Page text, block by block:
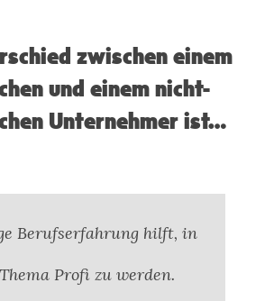
zwischen einem
und einem nicht-
Unternehmer ist…
Berufserfahrung hilft, in
Profi zu werden.